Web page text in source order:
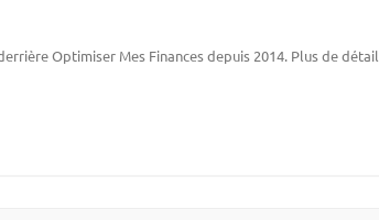
Optimiser Mes Finances depuis 2014. Plus de détail